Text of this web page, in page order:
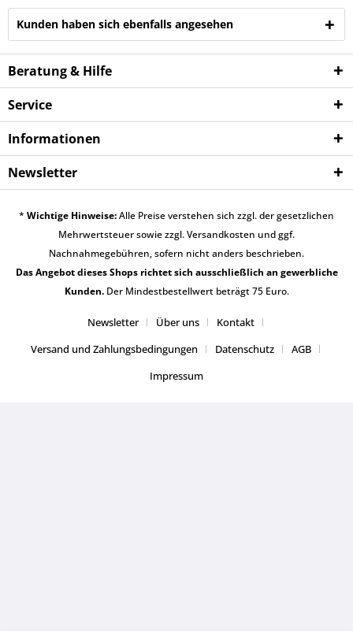
Kunden haben sich ebenfalls angesehen
Beratung & Hilfe
Service
Informationen
Newsletter
* Wichtige Hinweise:Alle Preise verstehen sich zzgl. der gesetzlichen
Mehrwertsteuer sowie zzgl.Versandkosten und ggf.
Nachnahmegebühren, sofern nicht anders beschrieben.
Das Angebot dieses Shops richtet sich ausschließlich an gewerbliche
Kunden.Der Mindestbestellwert beträgt 75 Euro.
Newsletter Über uns
Kontakt
Versand und Zahlungsbedingungen
Datenschutz
AGB
Impressum